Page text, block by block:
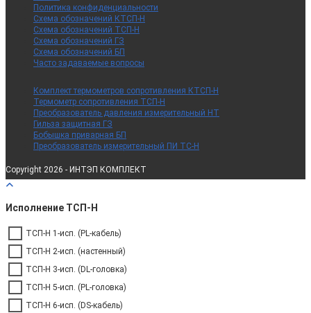
Политика конфиденциальности
Схема обозначений КТСП-Н
Схема обозначений ТСП-Н
Схема обозначений ГЗ
Схема обозначений БП
Часто задаваемые вопросы
Комплект термометров сопротивления КТСП-Н
Термометр сопротивления ТСП-Н
Преобразователь давления измерительный НТ
Гильза защитная ГЗ
Бобышка приварная БП
Преобразователь измерительный ПИ ТС-Н
Copyright 2026 - ИНТЭП КОМПЛЕКТ
Исполнение ТСП-Н
ТСП-Н 1-исп. (PL-кабель)
ТСП-Н 2-исп. (настенный)
ТСП-Н 3-исп. (DL-головка)
ТСП-Н 5-исп. (PL-головка)
ТСП-Н 6-исп. (DS-кабель)